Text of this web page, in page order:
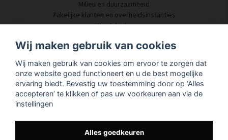
Milieu en duurzaamheid
Zakelijke klanten en overheidsinstanties
Word dealer
Klantenservice
Neem contact met ons op
Akoestisch advies
Montage en installatie
Vragen en antwoorden
Volg uw pakket hier
Wij maken gebruik van cookies
Wij maken gebruik van cookies om ervoor te zorgen dat
onze website goed functioneert en u de best mogelijke
ervaring biedt. Bevestig uw toestemming door op ‘Alles
accepteren’ te klikken of pas uw voorkeuren aan via de
instellingen
Alles goedkeuren